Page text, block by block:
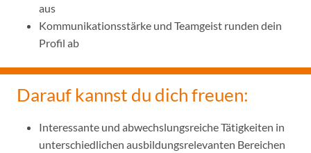
aus
Kommunikationsstärke und Teamgeist runden dein
Profil ab
Darauf kannst du dich freuen:
Interessante und abwechslungsreiche Tätigkeiten in
unterschiedlichen ausbildungsrelevanten Bereichen